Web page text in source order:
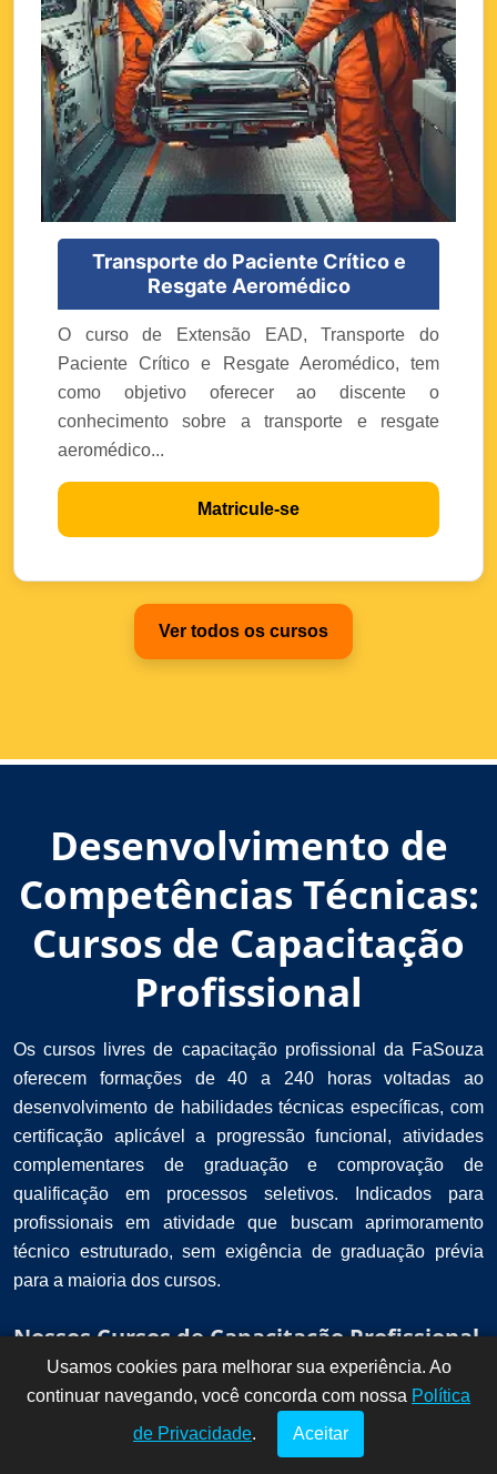
Transporte do Paciente Crítico e
Resgate Aeromédico
O curso de Extensão EAD, Transporte do
Paciente Crítico e Resgate Aeromédico, tem
como objetivo oferecer ao discente o
conhecimento sobre a transporte e resgate
aeromédico...
Matricule-se
Ver todos os cursos
Desenvolvimento de
Competências Técnicas:
Cursos de Capacitação
Profissional
Os cursos livres de capacitação profissional da FaSouza
oferecem formações de 40 a 240 horas voltadas ao
desenvolvimento de habilidades técnicas específicas, com
certificação aplicável a progressão funcional, atividades
complementares de graduação e comprovação de
qualificação em processos seletivos. Indicados para
profissionais em atividade que buscam aprimoramento
técnico estruturado, sem exigência de graduação prévia
para a maioria dos cursos.
Nossos Cursos de Capacitação Profissional
!
Dúvidas? Fale
conosco por
aqui!
Usamos cookies para melhorar sua experiência. Ao
continuar navegando, você concorda com nossa Política
de Privacidade. Aceitar